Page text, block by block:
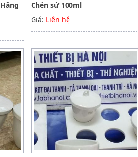
Chén sứ 100ml
Giá: Liên hệ